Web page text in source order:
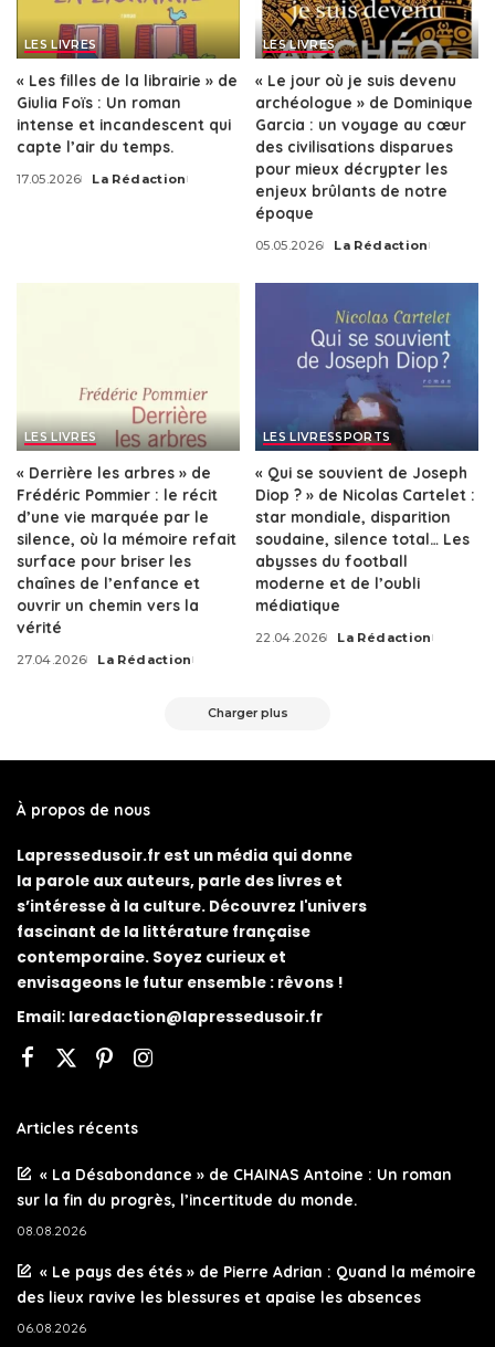
LES LIVRES
« Les filles de la librairie » de
Giulia Foïs : Un roman
intense et incandescent qui
capte l’air du temps.
17.05.2026
Posted
La Rédaction
LES LIVRES
« Le jour où je suis devenu
archéologue » de Dominique
Garcia : un voyage au cœur
des civilisations disparues
pour mieux décrypter les
enjeux brûlants de notre
époque
05.05.2026
Posted
La Rédaction
LES LIVRES
« Derrière les arbres » de
Frédéric Pommier : le récit
d’une vie marquée par le
silence, où la mémoire refait
surface pour briser les
chaînes de l’enfance et
ouvrir un chemin vers la
vérité
27.04.2026
Posted
La Rédaction
LES LIVRESSPORTS
« Qui se souvient de Joseph
Diop ? » de Nicolas Cartelet :
star mondiale, disparition
soudaine, silence total… Les
abysses du football
moderne et de l’oubli
médiatique
22.04.2026
Posted
La Rédaction
Charger plus
À propos de nous
Lapressedusoir.fr est un média qui donne
la parole aux auteurs, parle des livres et
s’intéresse à la culture. Découvrez l'univers
fascinant de la littérature française
contemporaine. Soyez curieux et
envisageons le futur ensemble : rêvons !
Email: laredaction@lapressedusoir.fr
Articles récents
« La Désabondance » de CHAINAS Antoine : Un roman
sur la fin du progrès, l’incertitude du monde.
08.08.2026
« Le pays des étés » de Pierre Adrian : Quand la mémoire
des lieux ravive les blessures et apaise les absences
06.08.2026